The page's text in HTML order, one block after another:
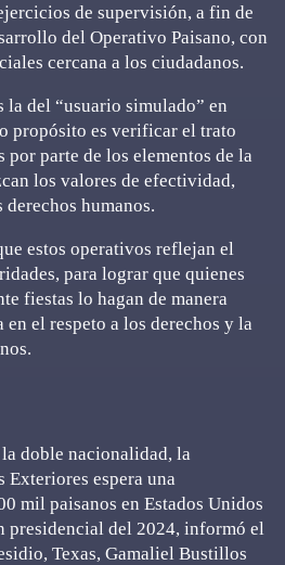
de supervisión, a fin de
del Operativo Paisano, con
cercana a los ciudadanos.
la del “usuario simulado” en
propósito es verificar el trato
por parte de los elementos de la
los valores de efectividad,
humanos.
estos operativos reflejan el
para lograr que quienes
fiestas lo hagan de manera
el respeto a los derechos y la
doble nacionalidad, la
Exteriores espera una
mil paisanos en Estados Unidos
presidencial del 2024, informó el
Texas, Gamaliel Bustillos